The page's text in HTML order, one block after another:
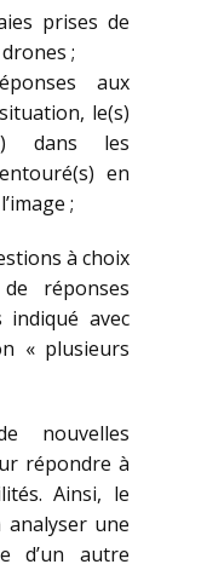
prises de
;
aux
le(s)
dans les
en
;
à choix
réponses
indiqué avec
« plusieurs
nouvelles
répondre à
Ainsi, le
une
d’un autre